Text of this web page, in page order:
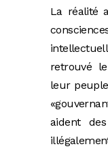
La réalité
retrouvé
leur
aident